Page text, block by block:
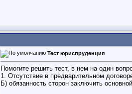
Тест юриспруденция
Помогите решить тест, в нем на один
1. Отсутствие в предварительном
Б) обязанность сторон заключить